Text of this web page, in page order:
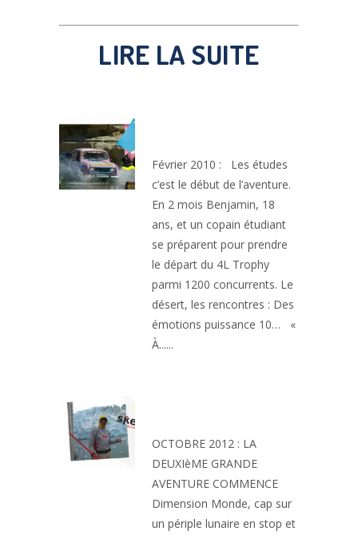
LIRE LA SUITE
Février 2010 : Les études
c’est le début de l’aventure.
En 2 mois Benjamin, 18
ans, et un copain étudiant
se préparent pour prendre
le départ du 4L Trophy
parmi 1200 concurrents. Le
désert, les rencontres : Des
émotions puissance 10… «
À......
OCTOBRE 2012 : LA
DEUXIèME GRANDE
AVENTURE COMMENCE
Dimension Monde, cap sur
un périple lunaire en stop et